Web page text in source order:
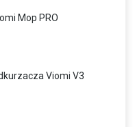
Mop PRO
Viomi V3